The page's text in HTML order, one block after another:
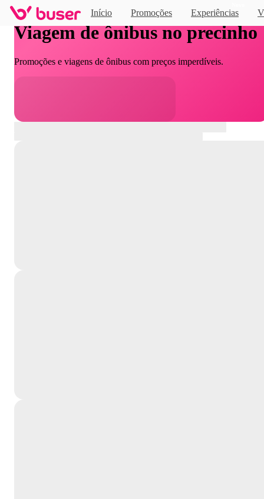
Início Promoções Experiências
Viagem de ônibus no precinho
Promoções e viagens de ônibus com preços imperdíveis.